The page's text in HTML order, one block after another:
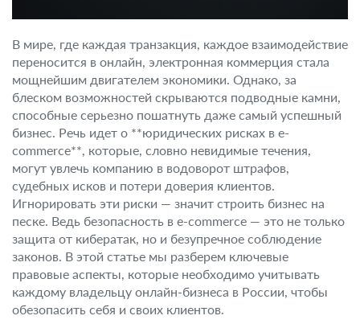
В мире, где каждая транзакция, каждое взаимодействие
переносится в онлайн, электронная коммерция стала
мощнейшим двигателем экономики. Однако, за
блеском возможностей скрываются подводные камни,
способные серьезно пошатнуть даже самый успешный
бизнес. Речь идет о **юридических рисках в e-
commerce**, которые, словно невидимые течения,
могут увлечь компанию в водоворот штрафов,
судебных исков и потери доверия клиентов.
Игнорировать эти риски — значит строить бизнес на
песке. Ведь безопасность в e-commerce — это не только
защита от кибератак, но и безупречное соблюдение
законов. В этой статье мы разберем ключевые
правовые аспекты, которые необходимо учитывать
каждому владельцу онлайн-бизнеса в России, чтобы
обезопасить себя и своих клиентов.